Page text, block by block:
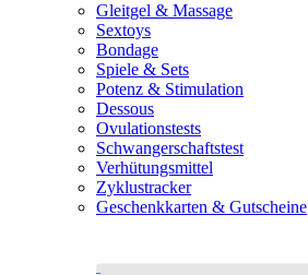
Gleitgel & Massage
Sextoys
Bondage
Spiele & Sets
Potenz & Stimulation
Dessous
Ovulationstests
Schwangerschaftstest
Verhütungsmittel
Zyklustracker
Geschenkkarten & Gutscheine